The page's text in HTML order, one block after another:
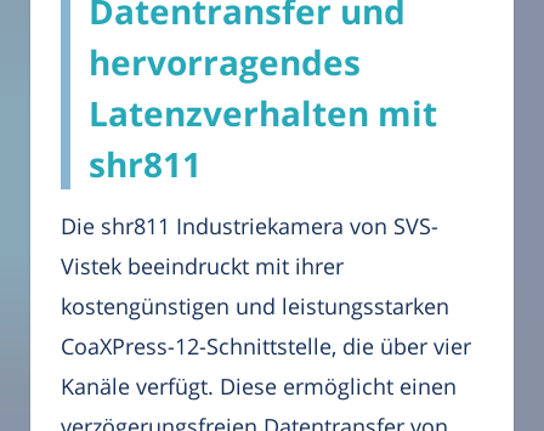
Datentransfer und
hervorragendes
Latenzverhalten mit
shr811
Die shr811 Industriekamera von SVS-
Vistek beeindruckt mit ihrer
kostengünstigen und leistungsstarken
CoaXPress-12-Schnittstelle, die über vier
Kanäle verfügt. Diese ermöglicht einen